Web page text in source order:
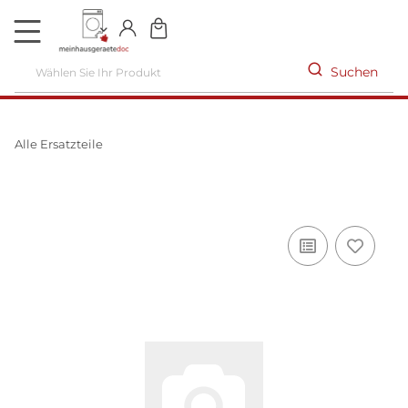
DE
Suchen
Alle Ersatzteile